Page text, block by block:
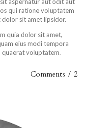
aspernatur aut odit aut
qui ratione voluptatem
dolor sit amet lipsidor.
quia dolor sit amet,
eius modi tempora
quaerat voluptatem.
Comments / 2